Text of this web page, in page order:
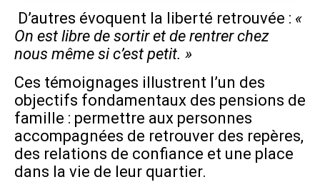
D’autres évoquent la liberté retrouvée : «
On est libre de sortir et de rentrer chez
nous même si c’est petit. »
Ces témoignages illustrent l’un des
objectifs fondamentaux des pensions de
famille : permettre aux personnes
accompagnées de retrouver des repères,
des relations de confiance et une place
dans la vie de leur quartier.